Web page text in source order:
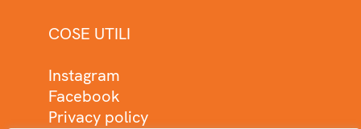
COSE UTILI
Instagram
Facebook
Privacy policy